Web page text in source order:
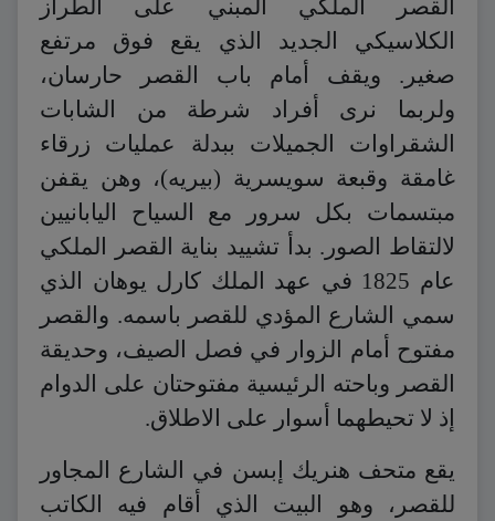
القصر الملكي المبني على الطراز
الكلاسيكي الجديد الذي يقع فوق مرتفع
صغير. ويقف أمام باب القصر حارسان،
ولربما نرى أفراد شرطة من الشابات
الشقراوات الجميلات ببدلة عمليات زرقاء
غامقة وقبعة سويسرية (بيريه)، وهن يقفن
مبتسمات بكل سرور مع السياح اليابانيين
لالتقاط الصور. بدأ تشييد بناية القصر الملكي
عام 1825 في عهد الملك كارل يوهان الذي
سمي الشارع المؤدي للقصر باسمه. والقصر
مفتوح أمام الزوار في فصل الصيف، وحديقة
القصر وباحته الرئيسية مفتوحتان على الدوام
إذ لا تحيطهما أسوار على الاطلاق.
يقع متحف هنريك إبسن في الشارع المجاور
للقصر، وهو البيت الذي أقام فيه الكاتب